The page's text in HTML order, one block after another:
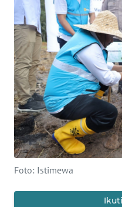
Foto: Istimewa
OPINI
Informasi
INDEKS
BERITA
KONTAK
KAMI
INFO
TENTANG